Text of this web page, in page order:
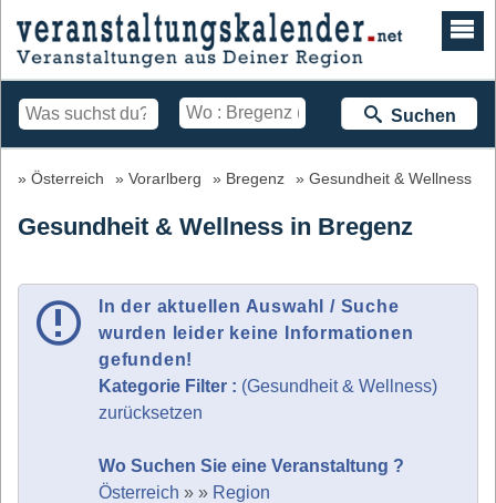
Suchen
Österreich Vorarlberg Bregenz Gesundheit & Wellness
Gesundheit & Wellness in Bregenz
In der aktuellen Auswahl / Suche
wurden leider keine Informationen
gefunden!
Kategorie Filter : (Gesundheit & Wellness)
zurücksetzen
Wo Suchen Sie eine Veranstaltung ?
Österreich » » Region